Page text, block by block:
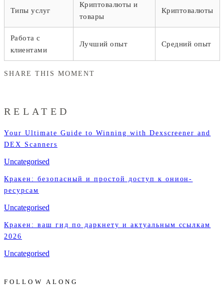
Типы услуг
Криптовалюты и
товары
Криптовалюты
Работа с
клиентами
Лучший опыт Средний опыт
SHARE THIS MOMENT
RELATED
Your Ultimate Guide to Winning with Dexscreener and
DEX Scanners
Uncategorised
Кракен: безопасный и простой доступ к онион-
ресурсам
Uncategorised
Кракен: ваш гид по даркнету и актуальным ссылкам
2026
Uncategorised
FOLLOW ALONG